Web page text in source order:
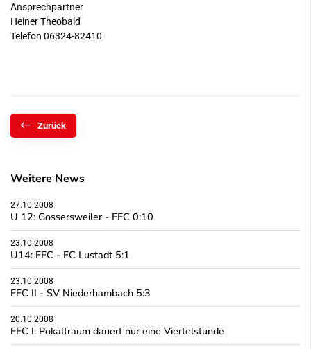
Ansprechpartner
Heiner Theobald
Telefon 06324-82410
Zurück
Weitere News
27.10.2008
U 12: Gossersweiler - FFC 0:10
23.10.2008
U14: FFC - FC Lustadt 5:1
23.10.2008
FFC II - SV Niederhambach 5:3
20.10.2008
FFC I: Pokaltraum dauert nur eine Viertelstunde